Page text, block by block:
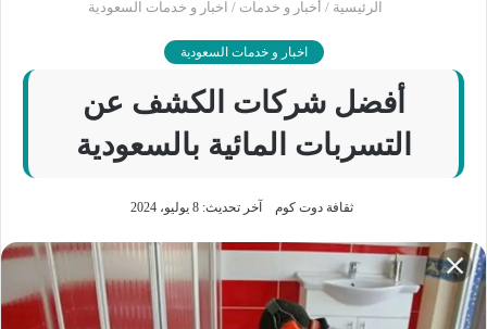
الرئيسية / أخبار و خدمات / اخبار و خدمات السعودية
اخبار و خدمات السعودية
أفضل شركات الكشف عن
التسربات المائية بالسعودية
ثقافة دوت كوم آخر تحديث: 8 يوليو، 2024